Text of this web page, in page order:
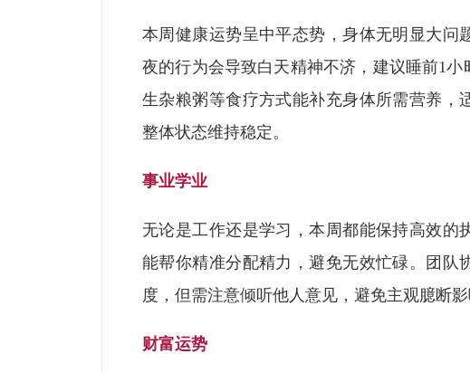
本周健康运势呈中平态势，身体无明显大问
夜的行为会导致白天精神不济，建议睡前1
生杂粮粥等食疗方式能补充身体所需营养，
整体状态维持稳定。
事业学业
无论是工作还是学习，本周都能保持高效
能帮你精准分配精力，避免无效忙碌。团队
度，但需注意倾听他人意见，避免主观臆断影
财富运势